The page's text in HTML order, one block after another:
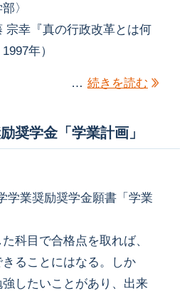
〉
宗幸『真の行政改革とは何
年）
… 続きを読む
励奨学金「学業計画」
学業奨励奨学金願書「学業
科目で合格点を取れば、
ることにはなる。しか
したいことがあり、出来